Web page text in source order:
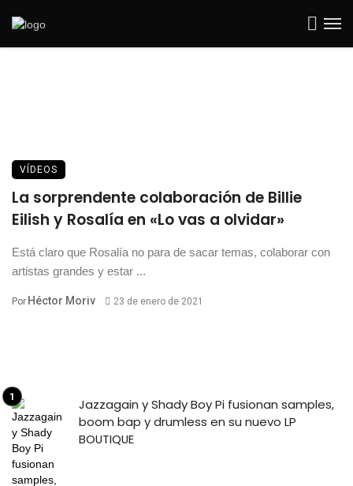
VÍDEOS
La sorprendente colaboración de Billie
Eilish y Rosalía en «Lo vas a olvidar»
Está claro que Rosalía no para de sacar temas, colaborar con
artistas grandes y estar ...
Por Héctor Moriv 23 de enero de 2021
Jazzagain y Shady Boy Pi fusionan samples,
boom bap y drumless en su nuevo LP
BOUTIQUE